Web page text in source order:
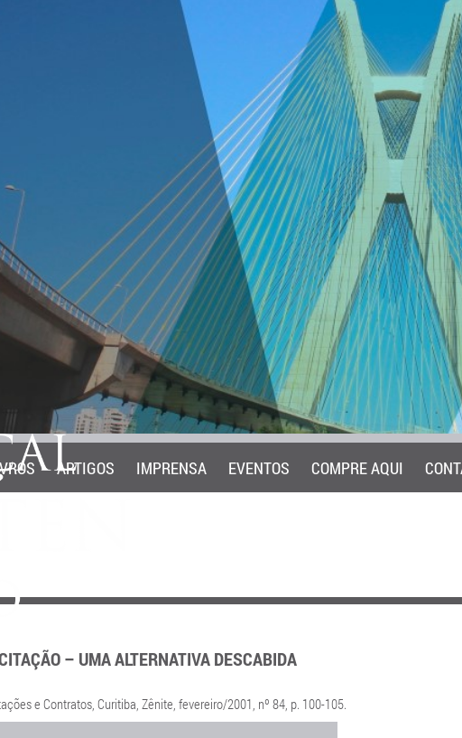
ARTIGOS IMPRENSA EVENTOS COMPRE AQUI
– UMA ALTERNATIVA DESCABIDA
e Contratos, Curitiba, Zênite, fevereiro/2001, nº 84, p. 100-105.